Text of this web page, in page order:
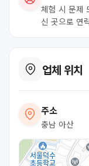
체험 시 문제
신 곳으로 연
업체 위치
주소
충남 아산